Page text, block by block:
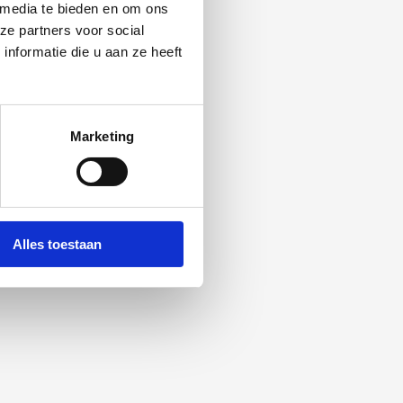
te bieden en om ons
partners voor social
die u aan ze heeft
Marketing
Alles toestaan